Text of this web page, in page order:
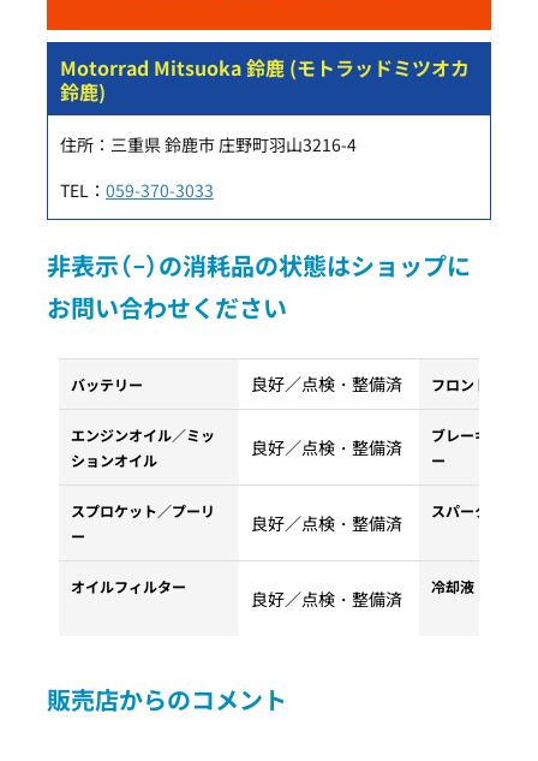
Motorrad Mitsuoka 鈴鹿 (モトラッドミツオカ
鈴鹿)
住所：三重県 鈴鹿市 庄野町羽山3216-4
TEL： 059-370-3033
非表示（−）の消耗品の状態はショップに
お問い合わせください
バッテリー 良好／点検・整備済 フロントタイヤ
エンジンオイル／ミッ
ションオイル
良好／点検・整備済
ブレーキパッド
ー
スプロケット／プーリ
ー
良好／点検・整備済
スパークプラグ
オイルフィルター
良好／点検・整備済
冷却液・クーラ
販売店からのコメント